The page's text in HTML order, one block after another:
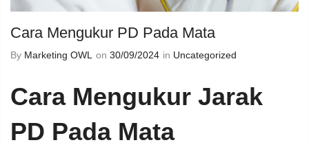
Cara Mengukur PD Pada Mata
By Marketing OWL on 30/09/2024 in Uncategorized
Cara Mengukur Jarak
PD Pada Mata